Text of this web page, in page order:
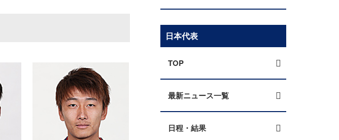
日本代表
TOP
最新ニュース一覧
日程・結果